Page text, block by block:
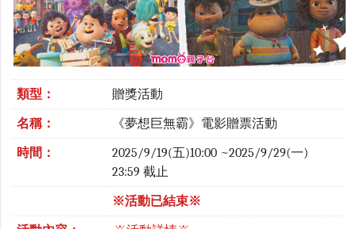
類型： 贈獎活動
名稱： 《夢想巨無霸》電影贈票活動
時間：
2025/9/19(五)10:00 ~2025/9/29(一)
23:59 截止
※活動已結束※